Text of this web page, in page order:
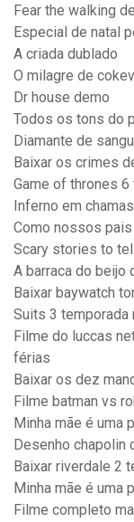
Fear the walking
Especial de natal
A criada dublado
O milagre de
Dr house demo
Todos os tons do
Diamante de
Baixar os crimes
Game of thrones
Inferno em
Como nossos
Scary stories to
A barraca do beijo
Baixar baywatch
Suits 3 temporada
Filme do luccas
férias
Baixar os dez
Filme batman vs
Minha mãe é uma
Desenho chapolin
Baixar riverdale 2
Minha mãe é uma
Filme completo